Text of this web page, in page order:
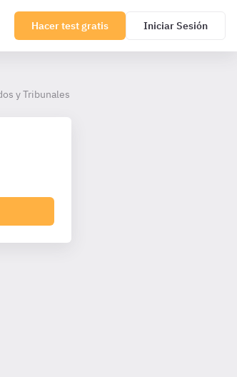
Hacer test gratis Iniciar Sesión
y Tribunales